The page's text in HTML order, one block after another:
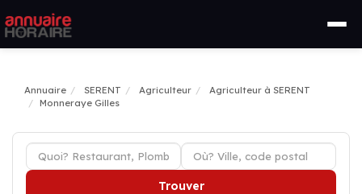
Annuaire SERENT Agriculteur
Agriculteur à SERENT
Monneraye Gilles
Trouver